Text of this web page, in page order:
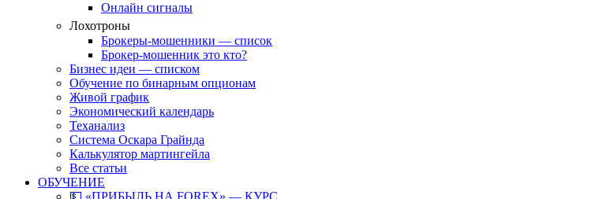
Онлайн сигналы
Лохотроны
Брокеры-мошенники — список
Брокер-мошенник это кто?
Бизнес идеи — списком
Обучение по бинарным опционам
Живой график
Экономический календарь
Теханализ
Система Оскара Грайнда
Калькулятор мартингейла
Все статьи
ОБУЧЕНИЕ
💵 «ПРИБЫЛЬ НА FOREX» — КУРС